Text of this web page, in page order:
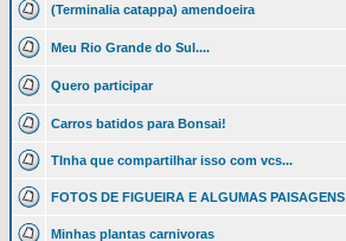
(Terminalia catappa) amendoeira
Meu Rio Grande do Sul....
Quero participar
Carros batidos para Bonsai!
TInha que compartilhar isso com vcs...
FOTOS DE FIGUEIRA E ALGUMAS PAISAGENS
Minhas plantas carnivoras